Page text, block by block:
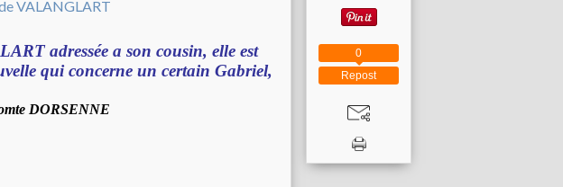
adressée a son cousin, elle est
qui concerne un certain Gabriel,
DORSENNE
Repost
0